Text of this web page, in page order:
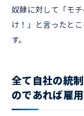
奴隷に対して「モ
け！」と言ったと
す。
全て自社の統
のであれば雇